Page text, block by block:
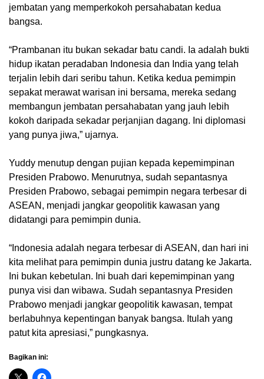
jembatan yang memperkokoh persahabatan kedua
bangsa.
“Prambanan itu bukan sekadar batu candi. Ia adalah bukti
hidup ikatan peradaban Indonesia dan India yang telah
terjalin lebih dari seribu tahun. Ketika kedua pemimpin
sepakat merawat warisan ini bersama, mereka sedang
membangun jembatan persahabatan yang jauh lebih
kokoh daripada sekadar perjanjian dagang. Ini diplomasi
yang punya jiwa,” ujarnya.
Yuddy menutup dengan pujian kepada kepemimpinan
Presiden Prabowo. Menurutnya, sudah sepantasnya
Presiden Prabowo, sebagai pemimpin negara terbesar di
ASEAN, menjadi jangkar geopolitik kawasan yang
didatangi para pemimpin dunia.
“Indonesia adalah negara terbesar di ASEAN, dan hari ini
kita melihat para pemimpin dunia justru datang ke Jakarta.
Ini bukan kebetulan. Ini buah dari kepemimpinan yang
punya visi dan wibawa. Sudah sepantasnya Presiden
Prabowo menjadi jangkar geopolitik kawasan, tempat
berlabuhnya kepentingan banyak bangsa. Itulah yang
patut kita apresiasi,” pungkasnya.
Bagikan ini: